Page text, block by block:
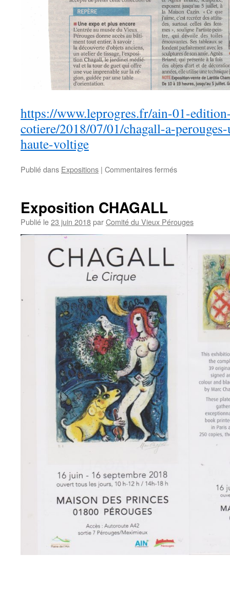
https://www.leprogres.fr/ain-01-
cotiere/2018/07/01/chagall-a-
haute-voltige
Publié dans Expositions | Commentaires ferméssur
Progrès)
Exposition CHAGALL
Publié le23 juin 2018parComité du Vieux Pérouges